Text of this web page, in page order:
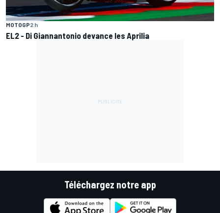
MOTOGP2 h
EL2 - Di Giannantonio devance les Aprilia
Téléchargez notre app